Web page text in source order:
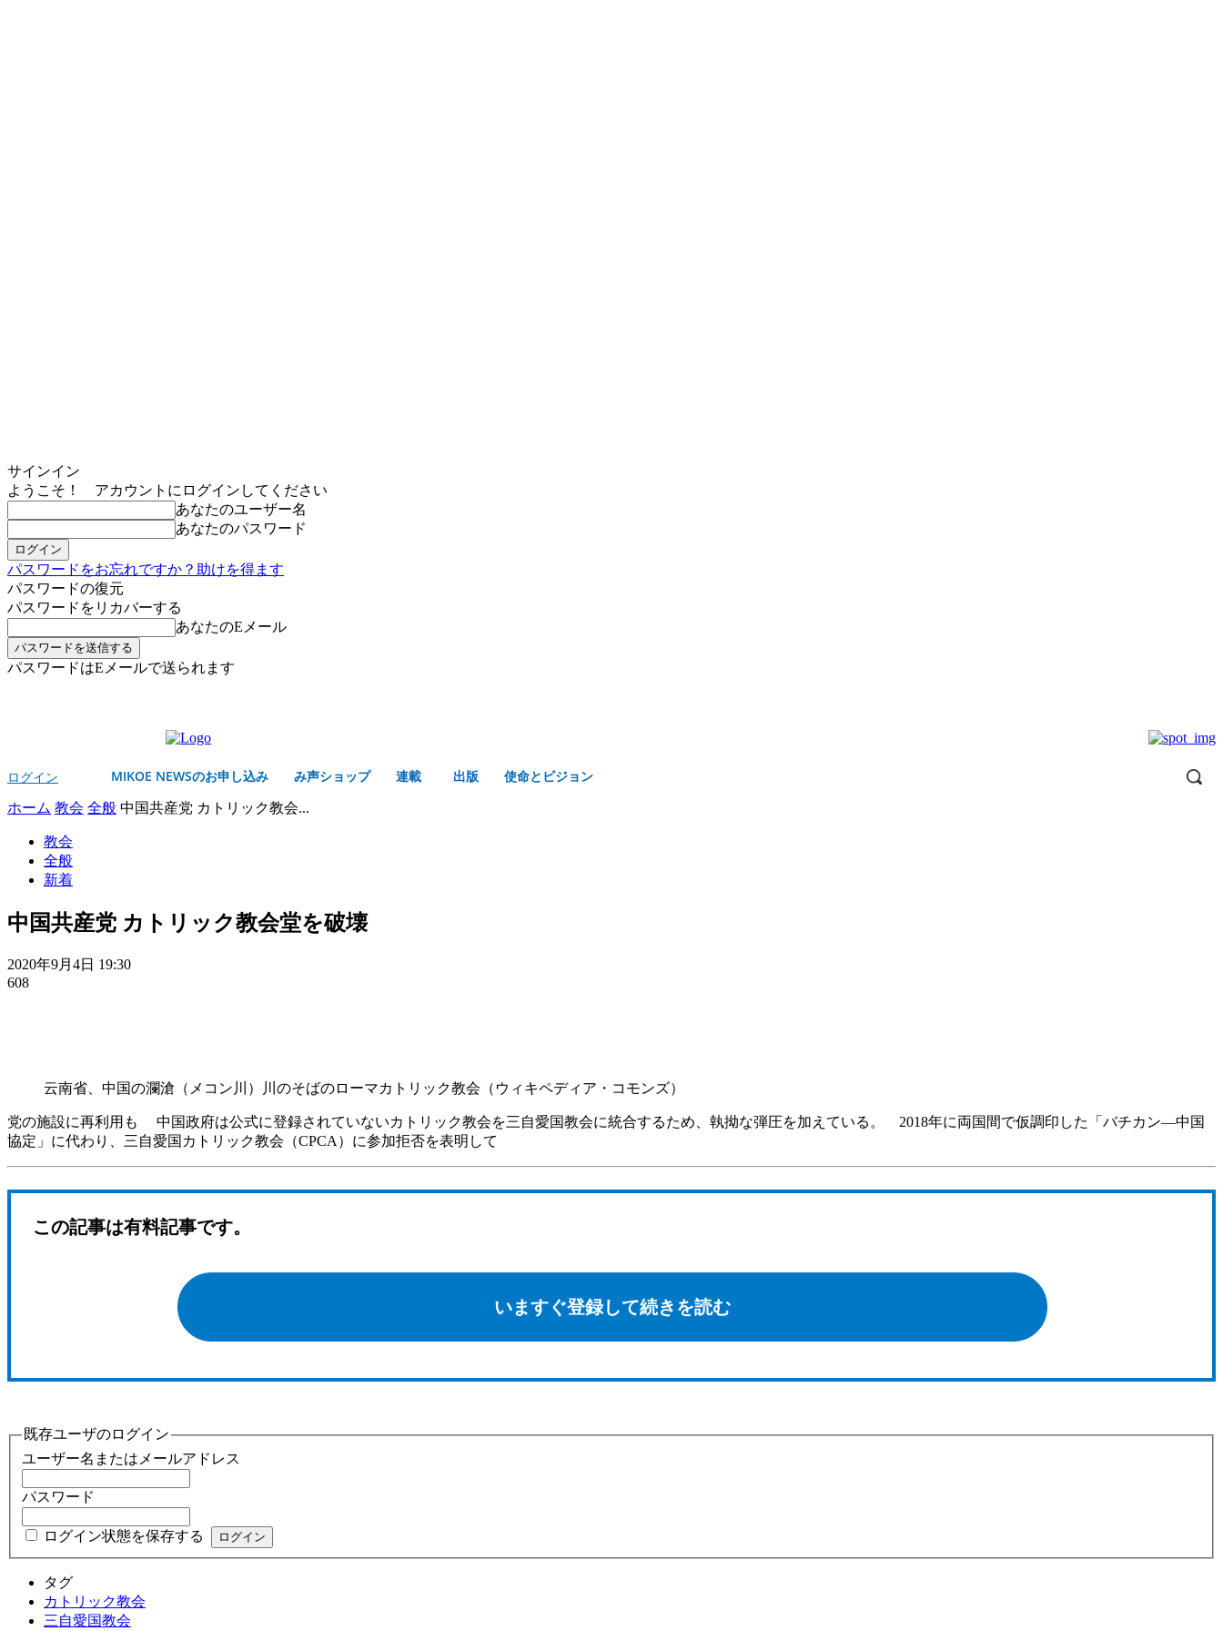
サインイン
ようこそ！ アカウントにログインしてください
あなたのユーザー名
あなたのパスワード
パスワードをお忘れですか？助けを得ます
パスワードの復元
パスワードをリカバーする
あなたのEメール
パスワードはEメールで送られます
ログイン MIKOE NEWSのお申し込み み声ショップ 連載 出版 使命とビジョン
ホーム 教会 全般 中国共産党 カトリック教会...
教会
全般
新着
中国共産党 カトリック教会堂を破壊
2020年9月4日 19:30
608
云南省、中国の瀾滄（メコン川）川のそばのローマカトリック教会（ウィキペディア・コモンズ）
党の施設に再利用も 中国政府は公式に登録されていないカトリック教会を三自愛国教会に統合するため、執拗な弾圧を加えている。 2018年に両国間で仮調印した「バチカン―中国
協定」に代わり、三自愛国カトリック教会（CPCA）に参加拒否を表明して
この記事は有料記事です。
いますぐ登録して続きを読む
既存ユーザのログイン
ユーザー名またはメールアドレス
パスワード
ログイン状態を保存する
タグ
カトリック教会
三自愛国教会